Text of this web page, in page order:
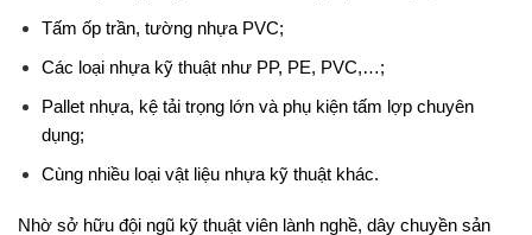
Tấm ốp trần, tường nhựa PVC;
Các loại nhựa kỹ thuật như PP, PE, PVC,…;
Pallet nhựa, kệ tải trọng lớn và phụ kiện tấm lợp chuyên
dụng;
Cùng nhiều loại vật liệu nhựa kỹ thuật khác.
Nhờ sở hữu đội ngũ kỹ thuật viên lành nghề, dây chuyền sản